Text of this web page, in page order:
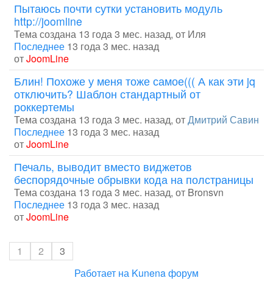
Пытаюсь почти сутки установить модуль
http://joomline
Тема создана 13 года 3 мес. назад, от Иля
Последнее 13 года 3 мес. назад
отJoomLine
Блин! Похоже у меня тоже самое((( А как эти jq
отключить? Шаблон стандартный от
роккертемы
Тема создана 13 года 3 мес. назад, отДмитрий Савин
Последнее 13 года 3 мес. назад
отJoomLine
Печаль, выводит вместо виджетов
беспорядочные обрывки кода на полстраницы
Тема создана 13 года 3 мес. назад, от Bronsvn
Последнее 13 года 3 мес. назад
отJoomLine
1 2
3
Работает на Kunena форум